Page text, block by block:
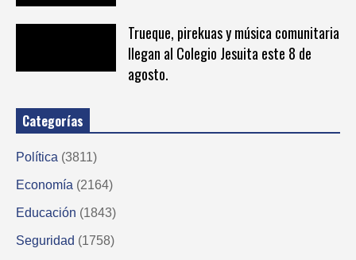
Trueque, pirekuas y música comunitaria
llegan al Colegio Jesuita este 8 de
agosto.
Categorías
Política (3811)
Economía (2164)
Educación (1843)
Seguridad (1758)